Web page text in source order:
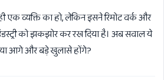
एक व्यक्ति का हो, लेकिन इसने रिमोट वर्क और
को झकझोर कर रख दिया है। अब सवाल ये
आगे और बड़े खुलासे होंगे?